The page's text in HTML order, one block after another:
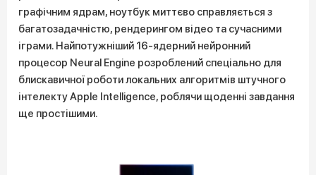
графічним ядрам, ноутбук миттєво справляється з
багатозадачністю, рендерингом відео та сучасними
іграми. Найпотужніший 16-ядерний нейронний
процесор Neural Engine розроблений спеціально для
блискавичної роботи локальних алгоритмів штучного
інтелекту Apple Intelligence, роблячи щоденні завдання
ще простішими.